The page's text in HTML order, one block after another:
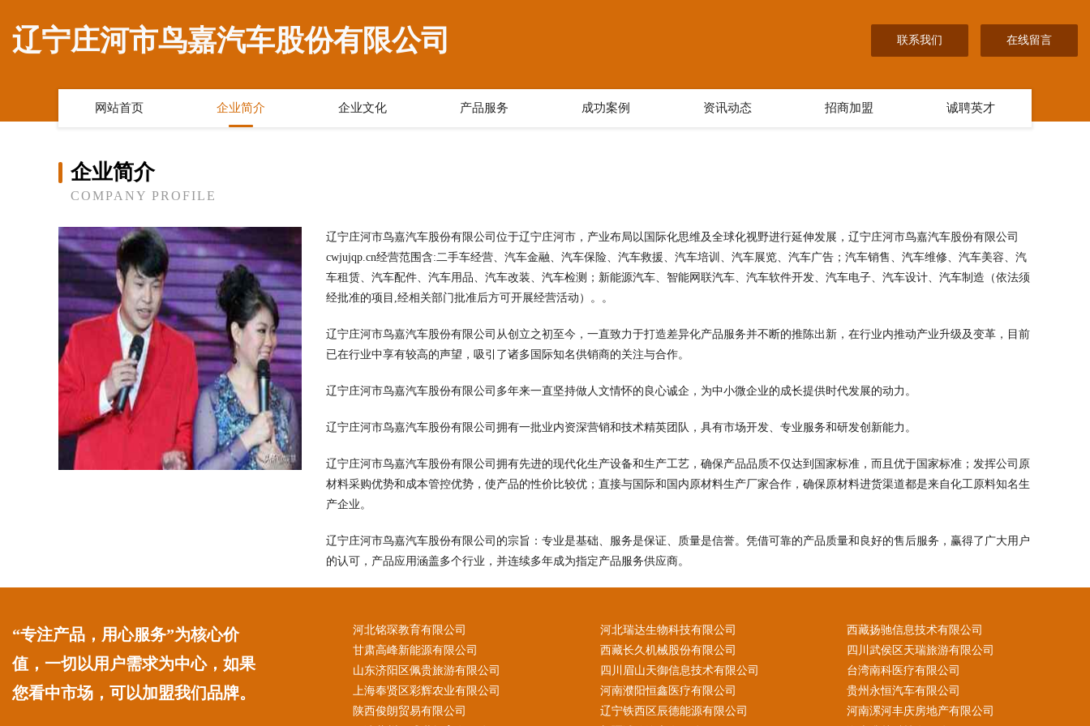
辽宁庄河市鸟嘉汽车股份有限公司 联系我们 在线留言
网站首页 企业简介 企业文化 产品服务 成功案例 资讯动态 招商加盟 诚聘英才
企业简介
COMPANY PROFILE
辽宁庄河市鸟嘉汽车股份有限公司位于辽宁庄河市，产业布局以国际化思维及全球化视野进行延伸发展，辽宁庄河市鸟嘉汽车股份有限公司
cwjujqp.cn经营范围含:二手车经营、汽车金融、汽车保险、汽车救援、汽车培训、汽车展览、汽车广告；汽车销售、汽车维修、汽车美容、汽
车租赁、汽车配件、汽车用品、汽车改装、汽车检测；新能源汽车、智能网联汽车、汽车软件开发、汽车电子、汽车设计、汽车制造（依法须
经批准的项目,经相关部门批准后方可开展经营活动）。。
辽宁庄河市鸟嘉汽车股份有限公司从创立之初至今，一直致力于打造差异化产品服务并不断的推陈出新，在行业内推动产业升级及变革，目前
已在行业中享有较高的声望，吸引了诸多国际知名供销商的关注与合作。
辽宁庄河市鸟嘉汽车股份有限公司多年来一直坚持做人文情怀的良心诚企，为中小微企业的成长提供时代发展的动力。
辽宁庄河市鸟嘉汽车股份有限公司拥有一批业内资深营销和技术精英团队，具有市场开发、专业服务和研发创新能力。
辽宁庄河市鸟嘉汽车股份有限公司拥有先进的现代化生产设备和生产工艺，确保产品品质不仅达到国家标准，而且优于国家标准；发挥公司原
材料采购优势和成本管控优势，使产品的性价比较优；直接与国际和国内原材料生产厂家合作，确保原材料进货渠道都是来自化工原料知名生
产企业。
辽宁庄河市鸟嘉汽车股份有限公司的宗旨：专业是基础、服务是保证、质量是信誉。凭借可靠的产品质量和良好的售后服务，赢得了广大用户
的认可，产品应用涵盖多个行业，并连续多年成为指定产品服务供应商。
“专注产品，用心服务”为核心价
值，一切以用户需求为中心，如果
您看中市场，可以加盟我们品牌。
河北铭琛教育有限公司 河北瑞达生物科技有限公司
西藏扬驰信息技术有限公司
甘肃高峰新能源有限公司
西藏长久机械股份有限公司
四川武侯区天瑞旅游有限公司
山东济阳区佩贵旅游有限公司
四川眉山天御信息技术有限公司
台湾南科医疗有限公司
上海奉贤区彩辉农业有限公司
河南濮阳恒鑫医疗有限公司
贵州永恒汽车有限公司
陕西俊朗贸易有限公司
辽宁铁西区辰德能源有限公司
河南漯河丰庆房地产有限公司